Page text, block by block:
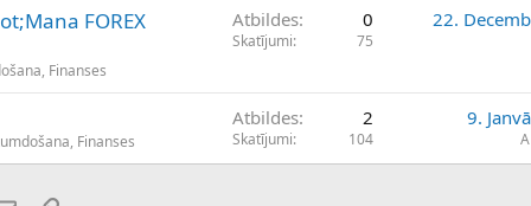
FOREX
Finanses
Atbildes 0
Skatījumi 75
22.
Finanses
Atbildes 2
Skatījumi 104
9.